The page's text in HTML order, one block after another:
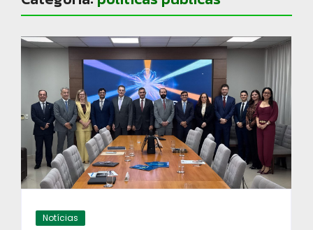
Notícias